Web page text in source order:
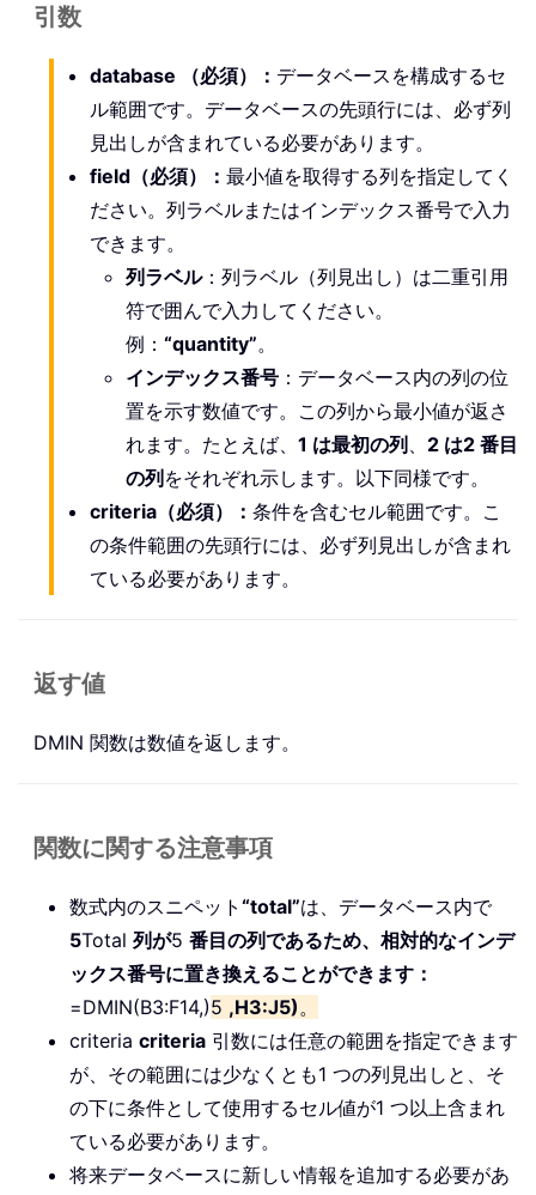
引数
database （必須） ： データベースを構成するセ
ル範囲です。データベースの先頭行には、必ず列
見出しが含まれている必要があります。
field （必須） ： 最小値を取得する列を指定してく
ださい。列ラベルまたはインデックス番号で入力
できます。
列ラベル：列ラベル（列見出し）は二重引用
符で囲んで入力してください。
例： “quantity”。
インデックス番号 ：データベース内の列の位
置を示す数値です。この列から最小値が返さ
れます。たとえば、 1 は最初の列 、 2 は2 番目
の列 をそれぞれ示します。以下同様です。
criteria （必須） ： 条件を含むセル範囲です。こ
の条件範囲の先頭行には、必ず列見出しが含まれ
ている必要があります。
返す値
DMIN 関数は数値を返します。
関数に関する注意事項
数式内のスニペット “total”は、データベース内で
5Total 列が5 番目の列であるため、相対的なインデ
ックス番号に置き換えることができます：
=DMIN(B3:F14,)5 ,H3:J5)。
criteria criteria 引数には任意の範囲を指定できます
が、その範囲には少なくとも1 つの列見出しと、そ
の下に条件として使用するセル値が1 つ以上含まれ
ている必要があります。
将来データベースに新しい情報を追加する必要があ